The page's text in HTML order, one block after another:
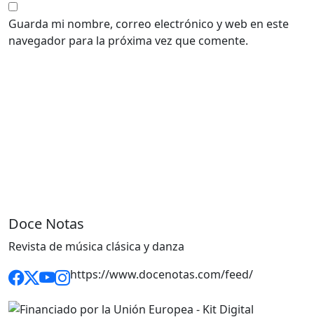
Guarda mi nombre, correo electrónico y web en este
navegador para la próxima vez que comente.
Doce Notas
Revista de música clásica y danza
https://www.docenotas.com/feed/